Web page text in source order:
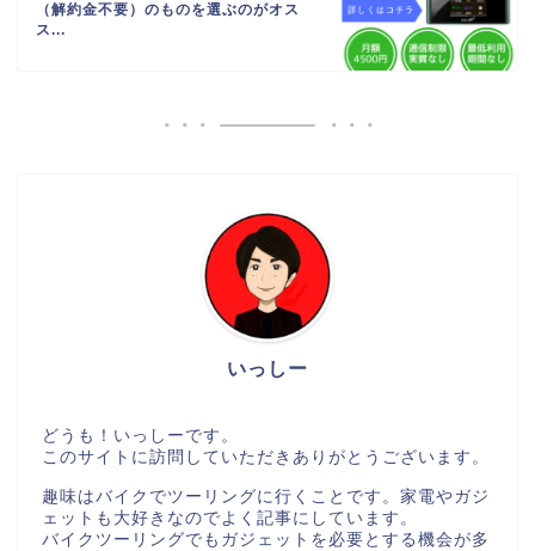
（解約金不要）のものを選ぶのがオス
ス...
いっしー
どうも！いっしーです。
このサイトに訪問していただきありがとうございます。
趣味はバイクでツーリングに行くことです。家電やガジ
ェットも大好きなのでよく記事にしています。
バイクツーリングでもガジェットを必要とする機会が多